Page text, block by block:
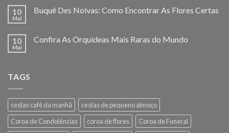
10
Mai
Buquê Des Noivas: Como Encontrar As Flores Certas
10
Mai
Confira As Orquídeas Mais Raras do Mundo
TAGS
cestas café da manhã
cestas de pequeno almoço
Coroa de Condolências
coroa de flores
Coroa de Funeral